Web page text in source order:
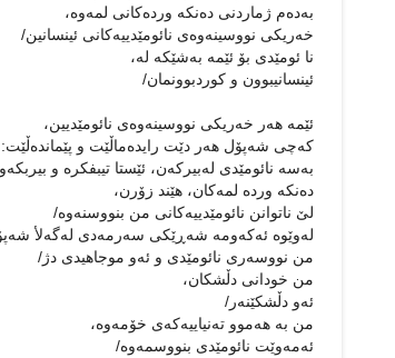
بەدەم ژماردنى دەنكە وردەكانى لمەوە،
خەریكى نووسینەوەى نائومێدییەكانى ئینسانین/
نا ئومێدى بۆ ئێمە بەشێكە لە،
ئینسانیبوون و كوردبوونمان/
ئێمە هەر خەریكى نووسینەوەى نائومێدیین،
كەچى شەپۆل هەر دێت رایدەماڵێت و پێماندەڵێت:
بەسە نائومێدى لەبیركەن، ئێستا تیبفكرە و
دەنكە وردە لمەكان، هێند زۆرن،
لێ ناتوانن نائومێدییەكانى من بنووسنەوە/
لەوێوە ئەكەومە شەڕێكى سەرمەدى لەگەلأ
من نووسەرى نائومێدى و ئەو موجاهیدى دژ/
من خودانى دڵشكان،
ئەو دڵشكێنەر/
من بە هەموو تەنیاییەكەى خۆمەوە،
ئەمەوێت نائومێدى بنووسمەوە/